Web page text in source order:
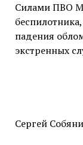
Силами ПВО
падения
экстренных
Сергей